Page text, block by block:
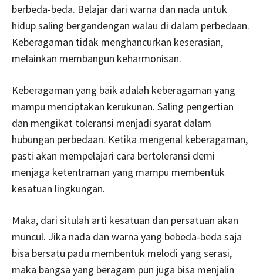
berbeda-beda. Belajar dari warna dan nada untuk
hidup saling bergandengan walau di dalam perbedaan.
Keberagaman tidak menghancurkan keserasian,
melainkan membangun keharmonisan.
Keberagaman yang baik adalah keberagaman yang
mampu menciptakan kerukunan. Saling pengertian
dan mengikat toleransi menjadi syarat dalam
hubungan perbedaan. Ketika mengenal keberagaman,
pasti akan mempelajari cara bertoleransi demi
menjaga ketentraman yang mampu membentuk
kesatuan lingkungan.
Maka, dari situlah arti kesatuan dan persatuan akan
muncul. Jika nada dan warna yang bebeda-beda saja
bisa bersatu padu membentuk melodi yang serasi,
maka bangsa yang beragam pun juga bisa menjalin